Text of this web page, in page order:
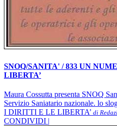
SNOQ/SANITA' / 833 UN
LIBERTA’
Maura Cossutta presenta SNOQ
Servizio Saniatario nazionale. lo
I DIRITTI E LE LIBERTA’ di
CONDIVIDI |